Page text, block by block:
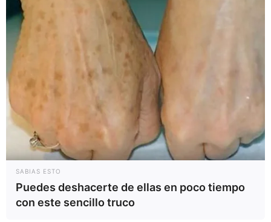
síntomas.
SABIAS ESTO
Puedes deshacerte de ellas en poco tiempo
con este sencillo truco